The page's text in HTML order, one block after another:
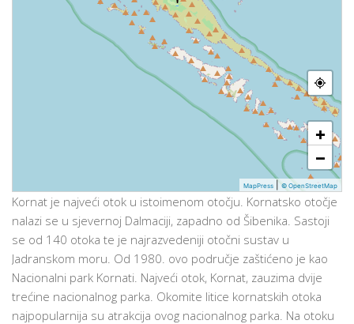
+
−
MapPress © OpenStreetMap
Kornat je najveći otok u istoimenom otočju. Kornatsko otočje
nalazi se u sjevernoj Dalmaciji, zapadno od Šibenika. Sastoji
se od 140 otoka te je najrazvedeniji otočni sustav u
Jadranskom moru. Od 1980. ovo područje zaštićeno je kao
Nacionalni park Kornati. Najveći otok, Kornat, zauzima dvije
trećine nacionalnog parka. Okomite litice kornatskih otoka
najpopularnija su atrakcija ovog nacionalnog parka. Na otoku